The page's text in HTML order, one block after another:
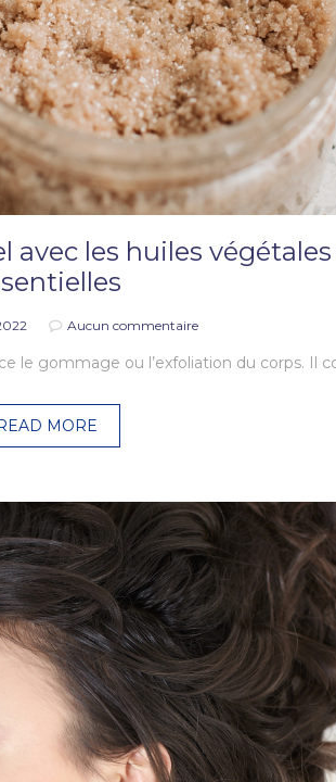
avec les huiles
Aucun commentaire
le gommage ou l’exfoliation du corps. Il
MORE